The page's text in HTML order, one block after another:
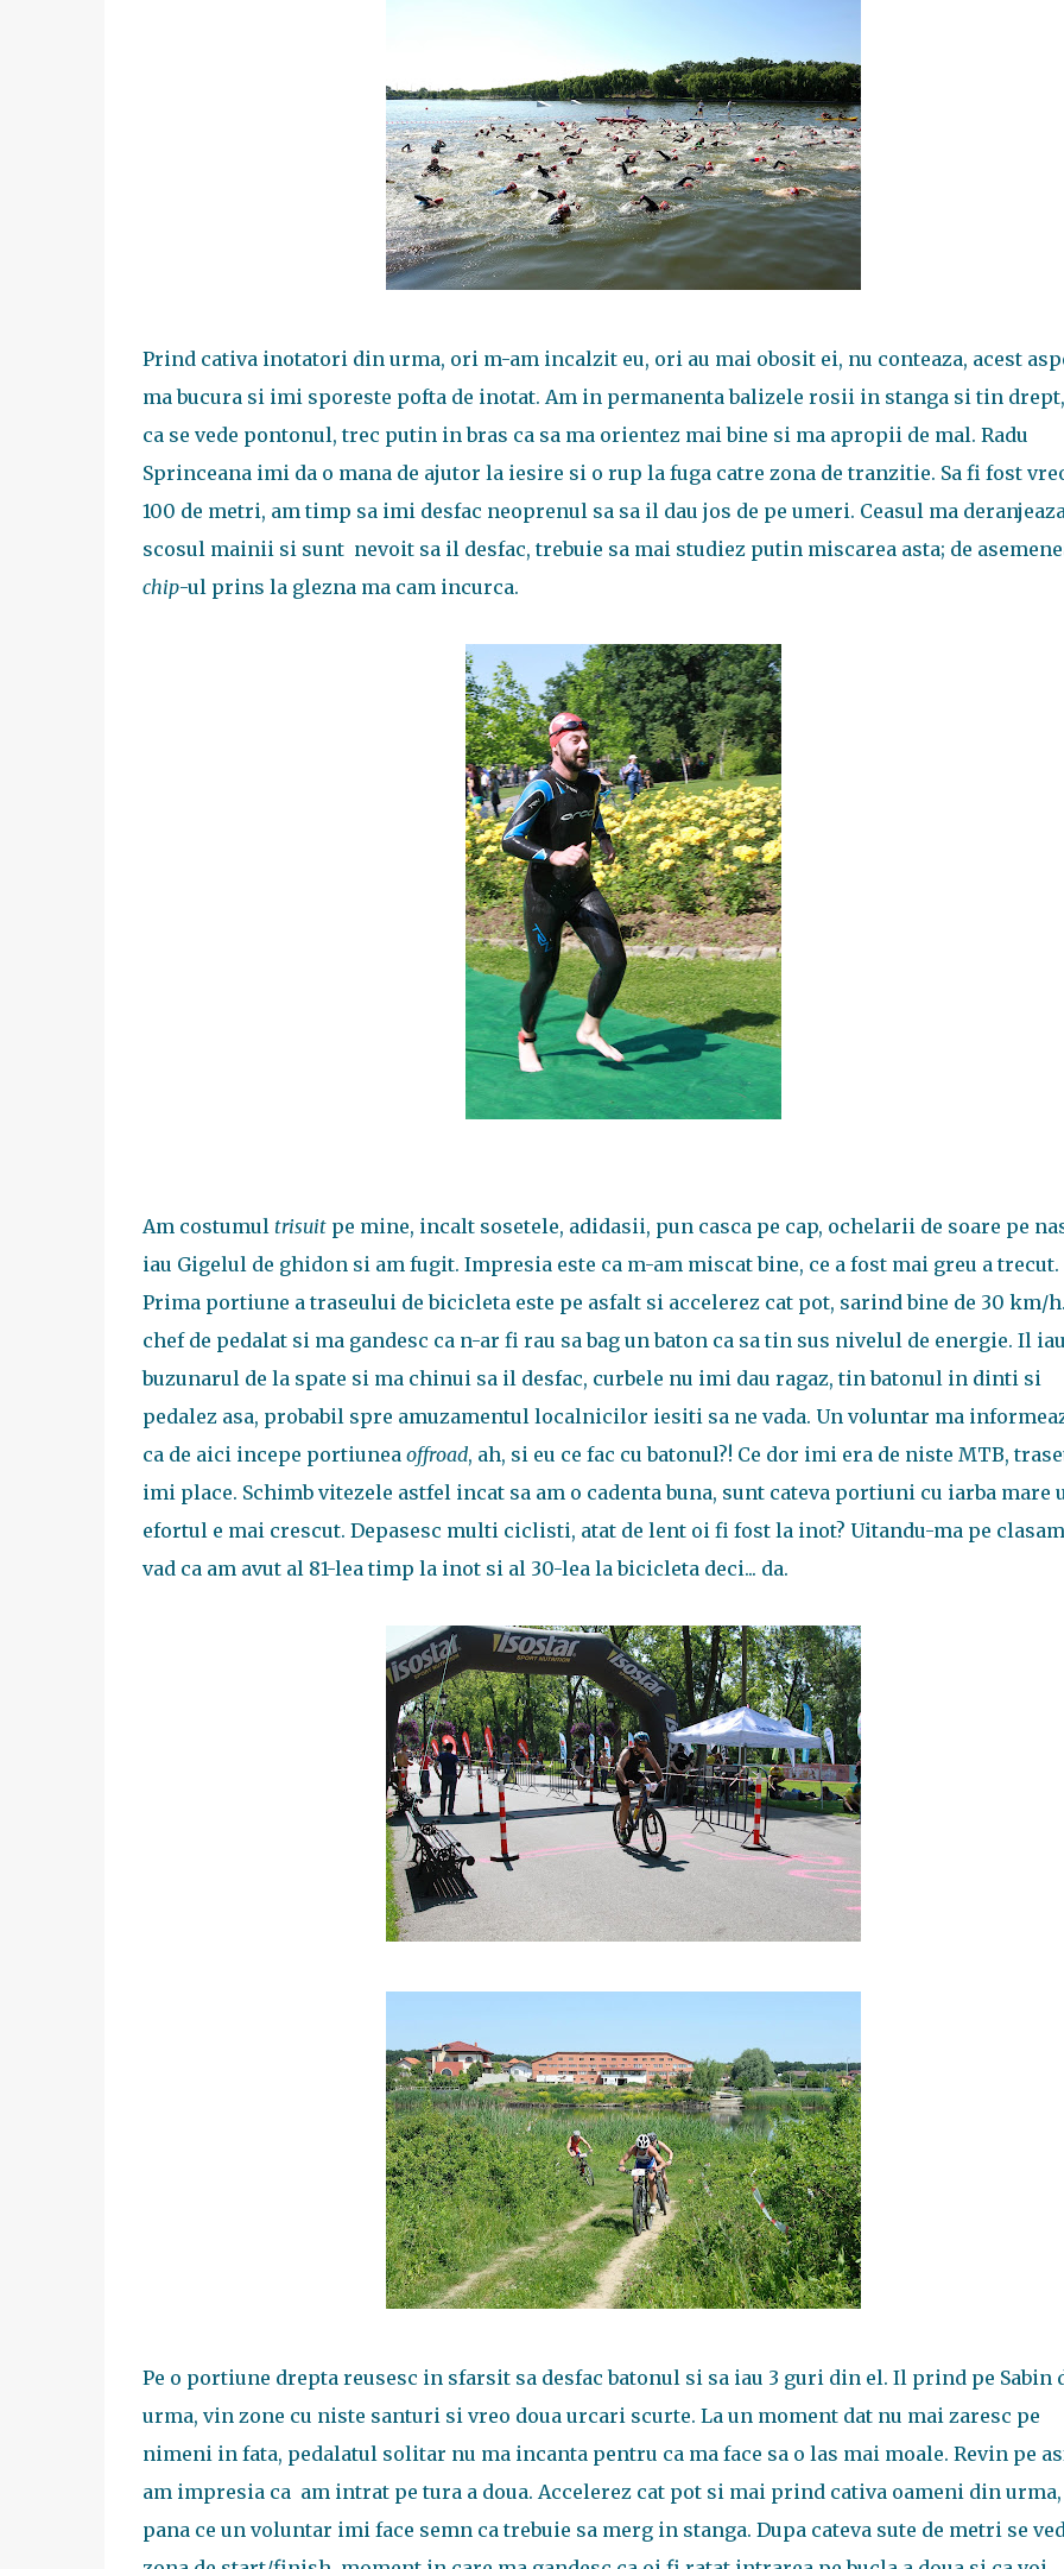
Prind cativa inotatori din urma, ori m-am incalzit eu, ori au mai obosit ei, nu conteaza, acest
ma bucura si imi sporeste pofta de inotat. Am in permanenta balizele rosii in stanga si tin
ca se vede pontonul, trec putin in bras ca sa ma orientez mai bine si ma apropii de mal. Radu
Sprinceana imi da o mana de ajutor la iesire si o rup la fuga catre zona de tranzitie. Sa fi fost
100 de metri, am timp sa imi desfac neoprenul sa sa il dau jos de pe umeri. Ceasul ma
scosul mainii si sunt nevoit sa il desfac, trebuie sa mai studiez putin miscarea asta; de
chip-ul prins la glezna ma cam incurca.
Am costumul trisuitpe mine, incalt sosetele, adidasii, pun casca pe cap, ochelarii de soare pe
iau Gigelul de ghidon si am fugit. Impresia este ca m-am miscat bine, ce a fost mai greu a trecut.
Prima portiune a traseului de bicicleta este pe asfalt si accelerez cat pot, sarind bine de 30 km/
chef de pedalat si ma gandesc ca n-ar fi rau sa bag un baton ca sa tin sus nivelul de energie. Il
buzunarul de la spate si ma chinui sa il desfac, curbele nu imi dau ragaz, tin batonul in dinti si
pedalez asa, probabil spre amuzamentul localnicilor iesiti sa ne vada. Un voluntar ma
ca de aici incepe portiunea offroad, ah, si eu ce fac cu batonul?! Ce dor imi era de niste MTB,
imi place. Schimb vitezele astfel incat sa am o cadenta buna, sunt cateva portiuni cu iarba mare
efortul e mai crescut. Depasesc multi ciclisti, atat de lent oi fi fost la inot? Uitandu-ma pe
vad ca am avut al 81-lea timp la inot si al 30-lea la bicicleta deci... da.
Pe o portiune drepta reusesc in sfarsit sa desfac batonul si sa iau 3 guri din el. Il prind pe Sabin
urma, vin zone cu niste santuri si vreo doua urcari scurte. La un moment dat nu mai zaresc pe
nimeni in fata, pedalatul solitar nu ma incanta pentru ca ma face sa o las mai moale. Revin pe
am impresia ca am intrat pe tura a doua. Accelerez cat pot si mai prind cativa oameni din urma,
pana ce un voluntar imi face semn ca trebuie sa merg in stanga. Dupa cateva sute de metri se